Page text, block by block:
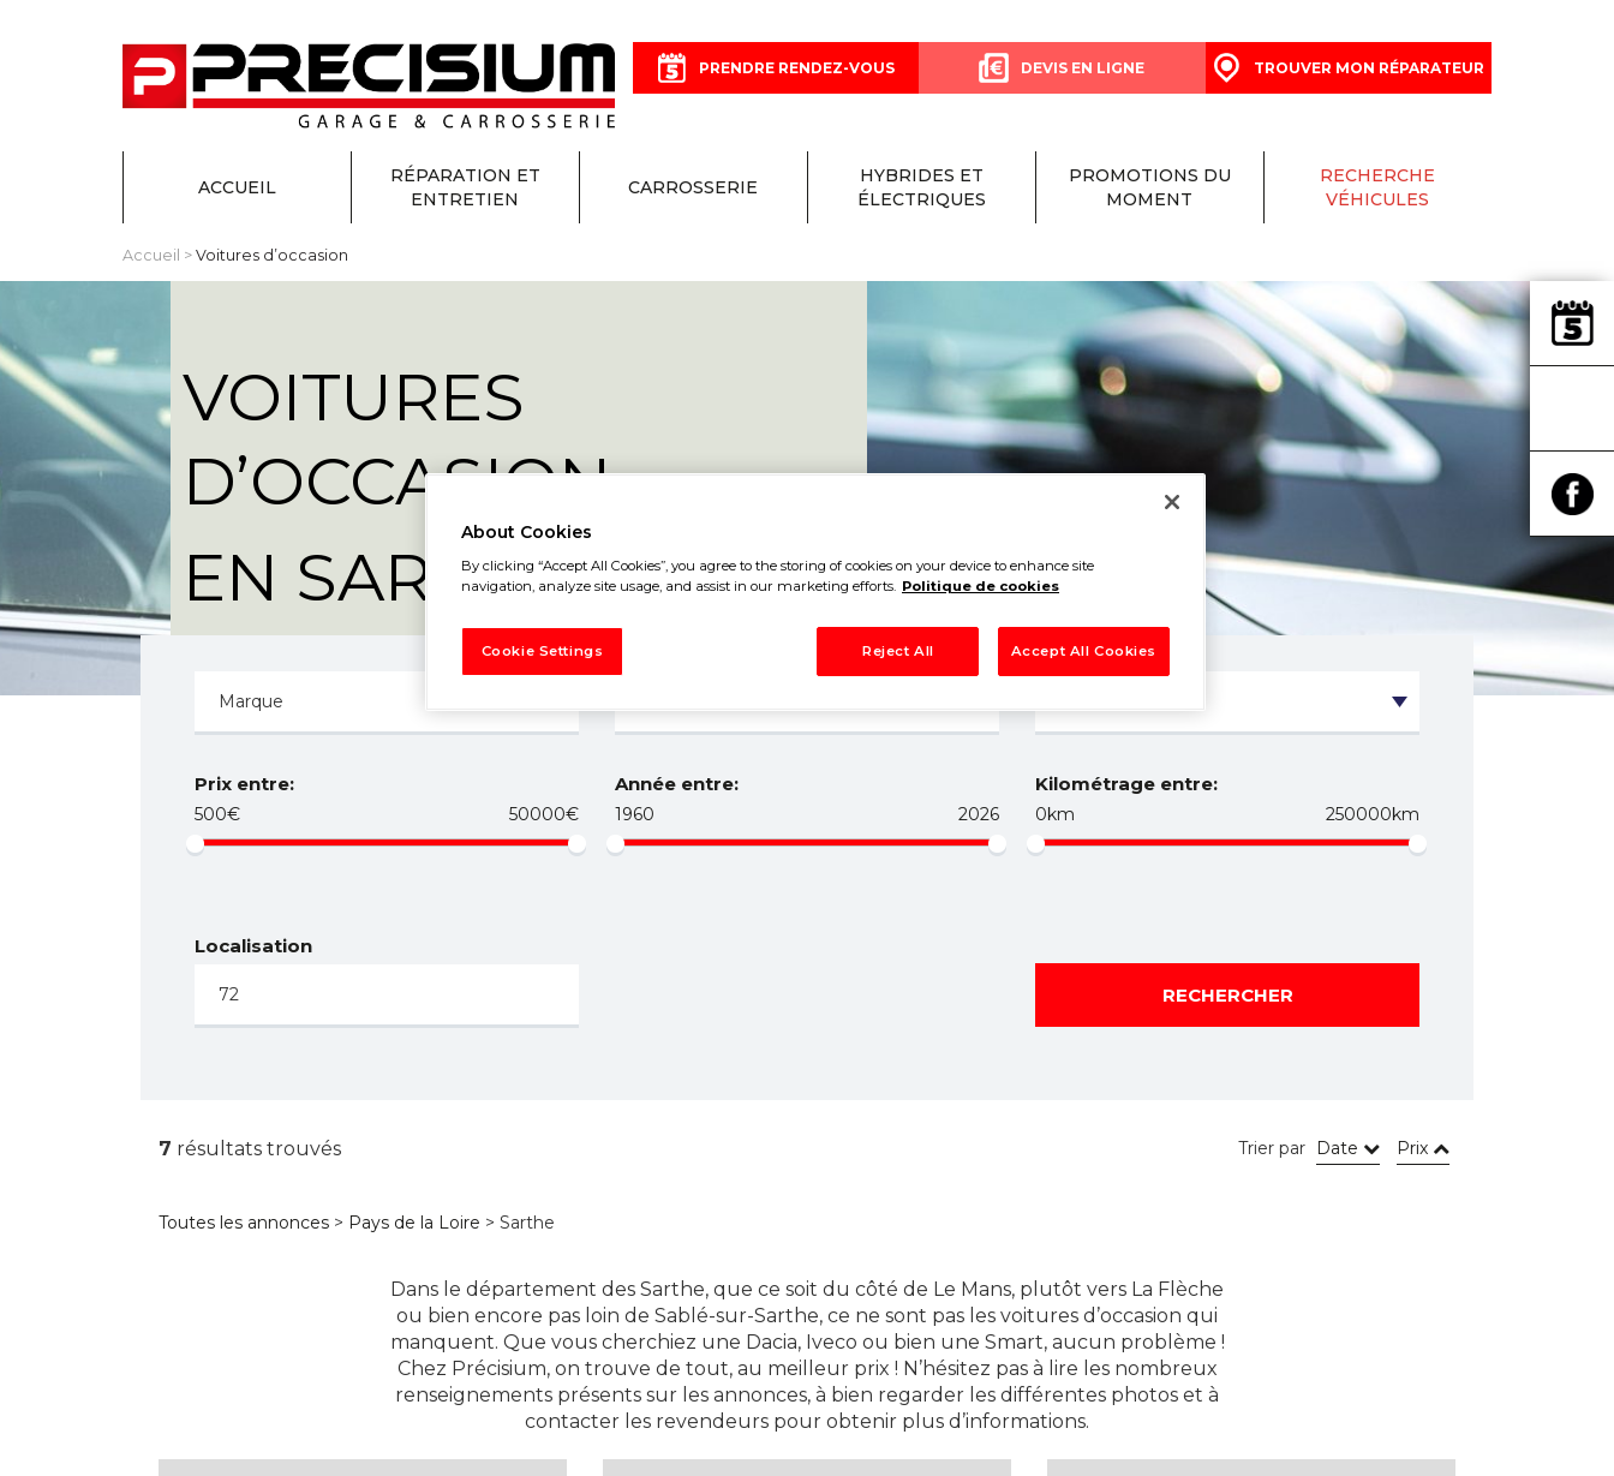
PRENDRE RENDEZ-VOUS DEVIS EN LIGNE TROUVER MON RÉPARATEUR
ACCUEIL
RÉPARATION ET
ENTRETIEN
CARROSSERIE
HYBRIDES ET
ÉLECTRIQUES
PROMOTIONS DU
MOMENT
RECHERCHE
VÉHICULES
Accueil > Voitures d’occasion
VOITURES
D’OCCASION
EN SARTHE
Prix entre:
500€ 50000€
Année entre:
1960 2026
Kilométrage entre:
0km 250000km
Localisation
RECHERCHER
7 résultats trouvés Trier par Date Prix
Toutes les annonces > Pays de la Loire > Sarthe
Dans le département des Sarthe, que ce soit du côté de Le Mans, plutôt vers La Flèche
ou bien encore pas loin de Sablé-sur-Sarthe, ce ne sont pas les voitures d’occasion qui
manquent. Que vous cherchiez une Dacia, Iveco ou bien une Smart, aucun problème !
Chez Précisium, on trouve de tout, au meilleur prix ! N’hésitez pas à lire les nombreux
renseignements présents sur les annonces, à bien regarder les différentes photos et à
contacter les revendeurs pour obtenir plus d’informations.
About Cookies
By clicking “Accept All Cookies”, you agree to the storing of cookies on your device to enhance site
navigation, analyze site usage, and assist in our marketing efforts. Politique de cookies
Reject All Accept All Cookies
Cookie Settings